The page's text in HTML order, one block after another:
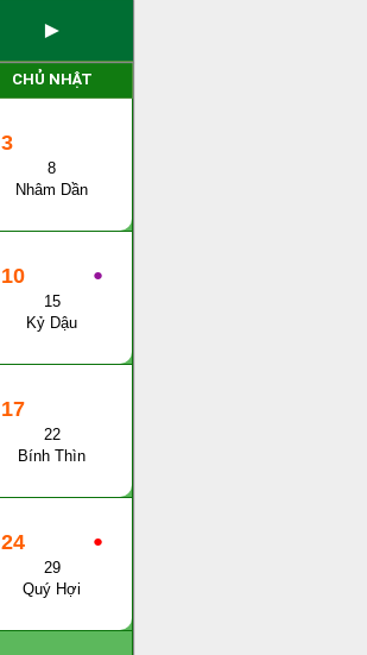
►
CHỦ NHẬT
3
8
Nhâm Dần
●
10
15
Kỷ Dậu
17
22
Bính Thìn
●
24
29
Quý Hợi